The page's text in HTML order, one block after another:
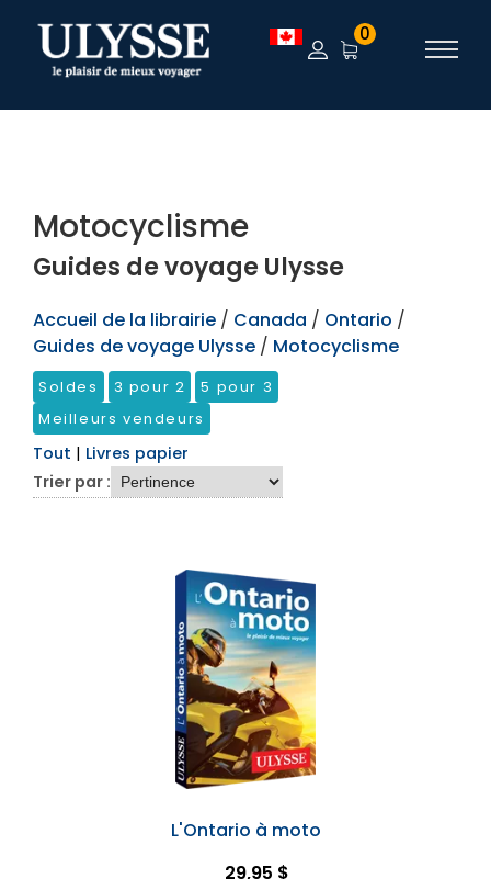
TEST 0
Motocyclisme
Guides de voyage Ulysse
Accueil de la librairie / Canada / Ontario /
Guides de voyage Ulysse / Motocyclisme
Soldes 3 pour 2
5 pour 3
Meilleurs vendeurs
Tout | Livres papier
Trier par :
L'Ontario à moto
29,95 $